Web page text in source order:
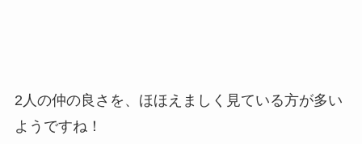
2人の仲の良さを、ほほえましく見ている方が多い
ようですね！